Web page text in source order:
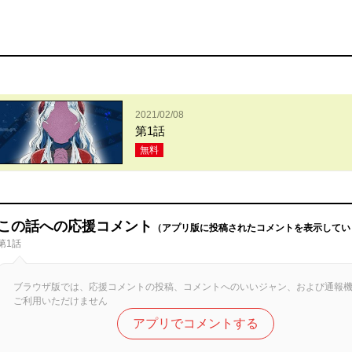
2021/02/08
第1話
無料
の話への応援コメント
（アプリ版に投稿されたコメントを表示して
1話
ブラウザ版では、応援コメントの投稿、コメントへのいいジャン、および通報
ご利用いただけません
アプリでコメントする